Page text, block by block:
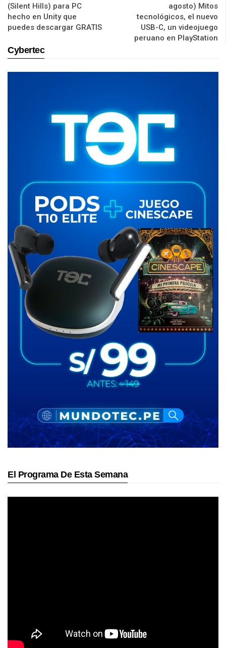
(Silent Hills) para PC
hecho en Unity que
puedes descargar GRATIS
agosto) Mitos
tecnológicos, el nuevo
USB-C, un videojuego
peruano en PlayStation
Cybertec
El Programa De Esta Semana